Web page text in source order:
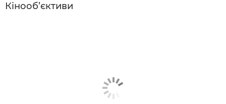
Кінооб’єктиви